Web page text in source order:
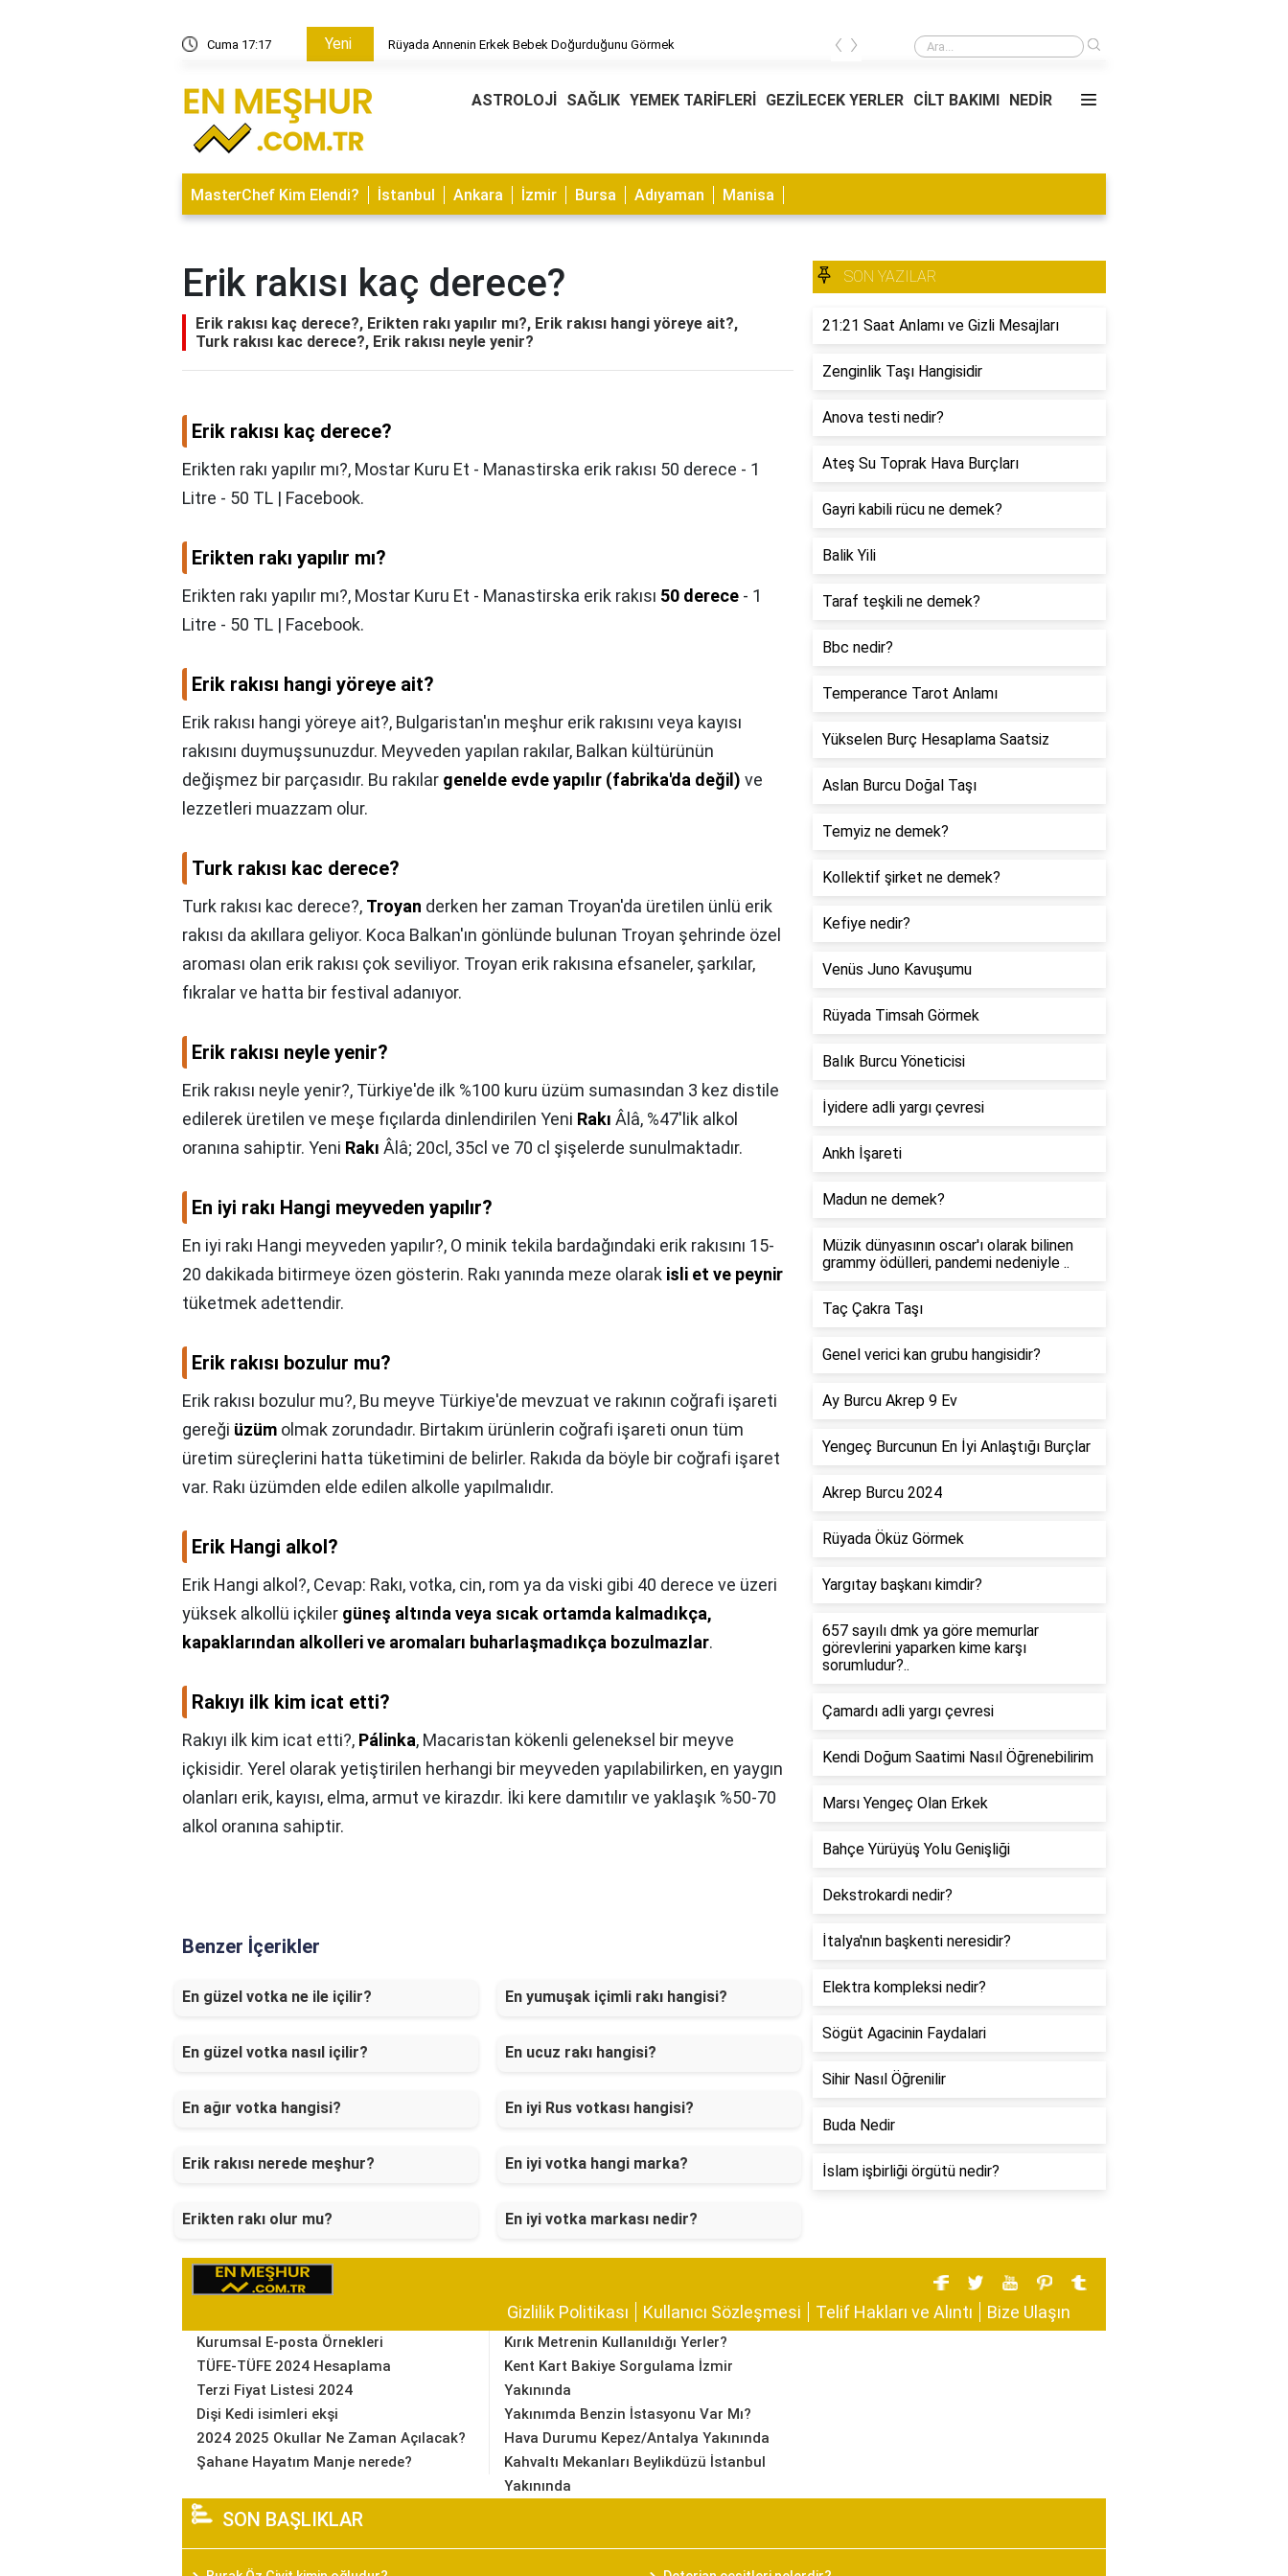
Cuma 17:17 Yeni Rüyada Annenin Erkek Bebek Doğurduğunu Görmek Rüyada Annenin Erkek Bebek Doğurduğunu Görmek
‹ ›
ASTROLOJİ SAĞLIK YEMEK TARİFLERİ GEZİLECEK YERLER CİLT BAKIMI NEDİR
MasterChef Kim Elendi? İstanbul Ankara İzmir Bursa Adıyaman Manisa
Erik rakısı kaç derece?
Erik rakısı kaç derece?, Erikten rakı yapılır mı?, Erik rakısı hangi yöreye ait?,
Turk rakısı kac derece?, Erik rakısı neyle yenir?
Erik rakısı kaç derece?
Erikten rakı yapılır mı?, Mostar Kuru Et - Manastirska erik rakısı 50 derece - 1
Litre - 50 TL | Facebook.
Erikten rakı yapılır mı?
Erikten rakı yapılır mı?, Mostar Kuru Et - Manastirska erik rakısı 50 derece - 1
Litre - 50 TL | Facebook.
Erik rakısı hangi yöreye ait?
Erik rakısı hangi yöreye ait?, Bulgaristan'ın meşhur erik rakısını veya kayısı
rakısını duymuşsunuzdur. Meyveden yapılan rakılar, Balkan kültürünün
değişmez bir parçasıdır. Bu rakılar genelde evde yapılır (fabrika'da değil) ve
lezzetleri muazzam olur.
Turk rakısı kac derece?
Turk rakısı kac derece?, Troyan derken her zaman Troyan'da üretilen ünlü erik
rakısı da akıllara geliyor. Koca Balkan'ın gönlünde bulunan Troyan şehrinde özel
aroması olan erik rakısı çok seviliyor. Troyan erik rakısına efsaneler, şarkılar,
fıkralar ve hatta bir festival adanıyor.
Erik rakısı neyle yenir?
Erik rakısı neyle yenir?, Türkiye'de ilk %100 kuru üzüm sumasından 3 kez distile
edilerek üretilen ve meşe fıçılarda dinlendirilen Yeni Rakı Âlâ, %47'lik alkol
oranına sahiptir. Yeni Rakı Âlâ; 20cl, 35cl ve 70 cl şişelerde sunulmaktadır.
En iyi rakı Hangi meyveden yapılır?
En iyi rakı Hangi meyveden yapılır?, O minik tekila bardağındaki erik rakısını 15-
20 dakikada bitirmeye özen gösterin. Rakı yanında meze olarak isli et ve peynir
tüketmek adettendir.
Erik rakısı bozulur mu?
Erik rakısı bozulur mu?, Bu meyve Türkiye'de mevzuat ve rakının coğrafi işareti
gereği üzüm olmak zorundadır. Birtakım ürünlerin coğrafi işareti onun tüm
üretim süreçlerini hatta tüketimini de belirler. Rakıda da böyle bir coğrafi işaret
var. Rakı üzümden elde edilen alkolle yapılmalıdır.
Erik Hangi alkol?
Erik Hangi alkol?, Cevap: Rakı, votka, cin, rom ya da viski gibi 40 derece ve üzeri
yüksek alkollü içkiler güneş altında veya sıcak ortamda kalmadıkça,
kapaklarından alkolleri ve aromaları buharlaşmadıkça bozulmazlar.
Rakıyı ilk kim icat etti?
Rakıyı ilk kim icat etti?, Pálinka, Macaristan kökenli geleneksel bir meyve
içkisidir. Yerel olarak yetiştirilen herhangi bir meyveden yapılabilirken, en yaygın
olanları erik, kayısı, elma, armut ve kirazdır. İki kere damıtılır ve yaklaşık %50-70
alkol oranına sahiptir.
Benzer İçerikler
En güzel votka ne ile içilir? En yumuşak içimli rakı hangisi?
En güzel votka nasıl içilir? En ucuz rakı hangisi?
En ağır votka hangisi? En iyi Rus votkası hangisi?
Erik rakısı nerede meşhur? En iyi votka hangi marka?
Erikten rakı olur mu? En iyi votka markası nedir?
SON YAZILAR
21:21 Saat Anlamı ve Gizli Mesajları
Zenginlik Taşı Hangisidir
Anova testi nedir?
Ateş Su Toprak Hava Burçları
Gayri kabili rücu ne demek?
Balik Yili
Taraf teşkili ne demek?
Bbc nedir?
Temperance Tarot Anlamı
Yükselen Burç Hesaplama Saatsiz
Aslan Burcu Doğal Taşı
Temyiz ne demek?
Kollektif şirket ne demek?
Kefiye nedir?
Venüs Juno Kavuşumu
Rüyada Timsah Görmek
Balık Burcu Yöneticisi
İyidere adli yargı çevresi
Ankh İşareti
Madun ne demek?
Müzik dünyasının oscar'ı olarak bilinen
grammy ödülleri, pandemi nedeniyle ..
Taç Çakra Taşı
Genel verici kan grubu hangisidir?
Ay Burcu Akrep 9 Ev
Yengeç Burcunun En İyi Anlaştığı Burçlar
Akrep Burcu 2024
Rüyada Öküz Görmek
Yargıtay başkanı kimdir?
657 sayılı dmk ya göre memurlar
görevlerini yaparken kime karşı
sorumludur?..
Çamardı adli yargı çevresi
Kendi Doğum Saatimi Nasıl Öğrenebilirim
Marsı Yengeç Olan Erkek
Bahçe Yürüyüş Yolu Genişliği
Dekstrokardi nedir?
İtalya'nın başkenti neresidir?
Elektra kompleksi nedir?
Sögüt Agacinin Faydalari
Sihir Nasıl Öğrenilir
Buda Nedir
İslam işbirliği örgütü nedir?
Gizlilik Politikası Kullanıcı Sözleşmesi Telif Hakları ve Alıntı Bize Ulaşın
Kurumsal E-posta Örnekleri
TÜFE-TÜFE 2024 Hesaplama
Terzi Fiyat Listesi 2024
Dişi Kedi isimleri ekşi
2024 2025 Okullar Ne Zaman Açılacak?
Şahane Hayatım Manje nerede?
Kırık Metrenin Kullanıldığı Yerler?
Kent Kart Bakiye Sorgulama İzmir
Yakınında
Yakınımda Benzin İstasyonu Var Mı?
Hava Durumu Kepez/Antalya Yakınında
Kahvaltı Mekanları Beylikdüzü İstanbul
Yakınında
SON BAŞLIKLAR